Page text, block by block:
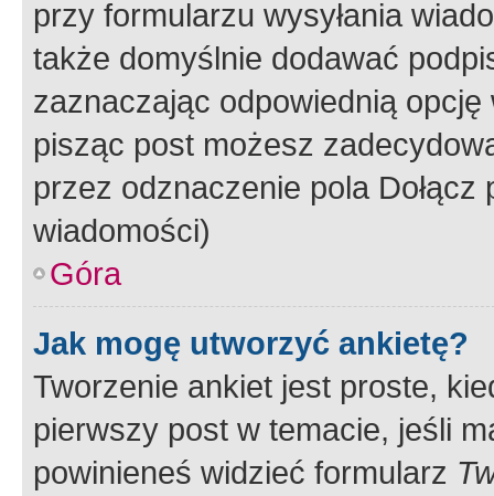
przy formularzu wysyłania
także domyślnie dodawać
zaznaczając odpowiednią
pisząc post możesz
przez odznaczenie pola
wiadomości)
Góra
Jak mogę utworzyć ankietę?
Tworzenie ankiet jest proste,
pierwszy post w temacie, jeśli
powinieneś widzieć formularz